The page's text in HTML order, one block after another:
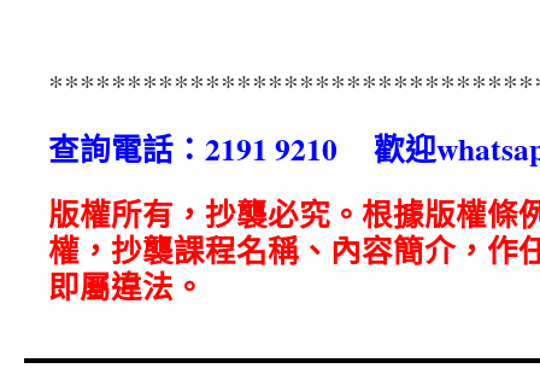
查詢電話：2191 9210 歡迎
版權所有，抄襲必究。根據版權條
權，抄襲課程名稱、內容簡介，作
即屬違法。